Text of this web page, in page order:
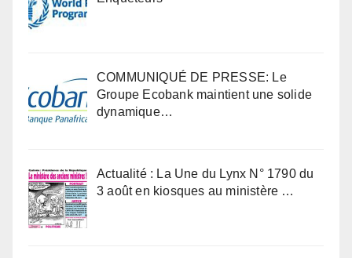
COMMUNIQUÉ DE PRESSE: Le
Groupe Ecobank maintient une solide
dynamique…
Actualité : La Une du Lynx N° 1790 du
3 août en kiosques au ministère …